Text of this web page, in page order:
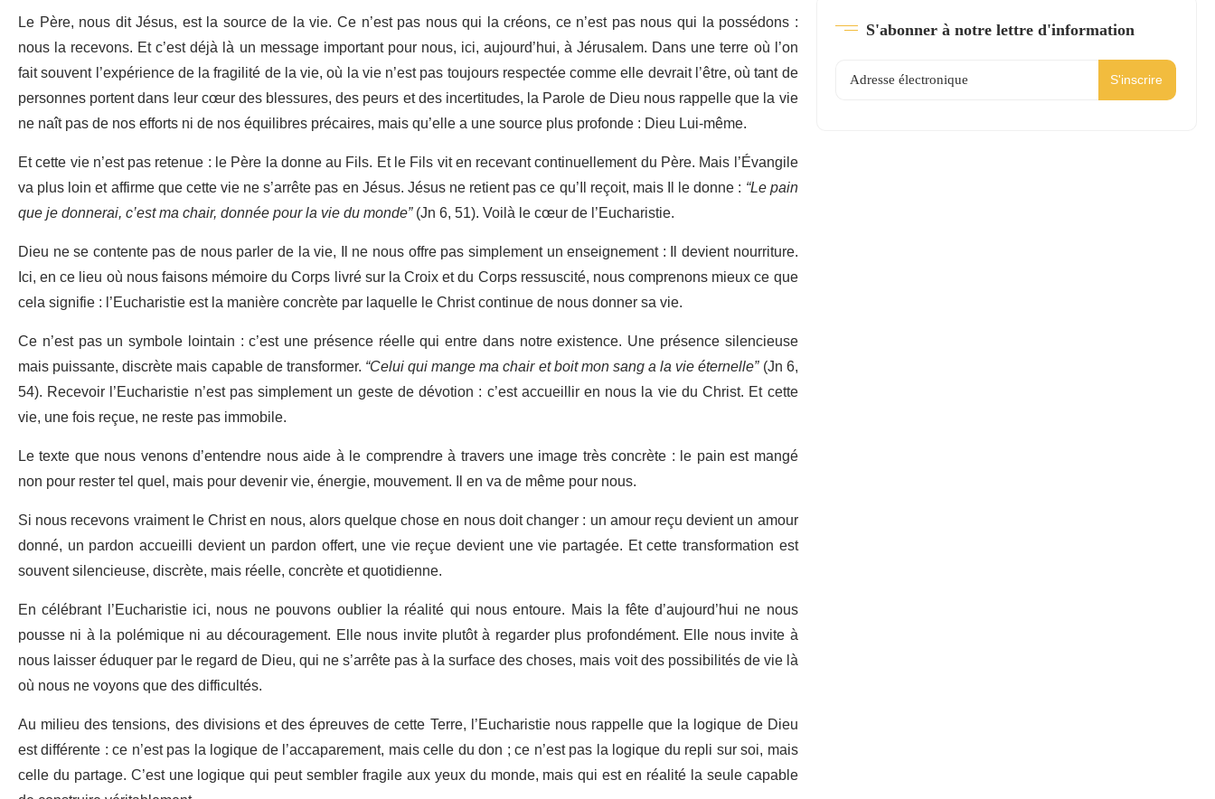
Le Père, nous dit Jésus, est la source de la vie. Ce n’est pas nous qui la créons, ce n’est pas nous qui la possédons :
nous la recevons. Et c’est déjà là un message important pour nous, ici, aujourd’hui, à Jérusalem. Dans une terre où l’on
fait souvent l’expérience de la fragilité de la vie, où la vie n’est pas toujours respectée comme elle devrait l’être, où tant de
personnes portent dans leur cœur des blessures, des peurs et des incertitudes, la Parole de Dieu nous rappelle que la vie
ne naît pas de nos efforts ni de nos équilibres précaires, mais qu’elle a une source plus profonde : Dieu Lui-même.
Et cette vie n’est pas retenue : le Père la donne au Fils. Et le Fils vit en recevant continuellement du Père. Mais l’Évangile
va plus loin et affirme que cette vie ne s’arrête pas en Jésus. Jésus ne retient pas ce qu’Il reçoit, mais Il le donne : “Le pain
que je donnerai, c’est ma chair, donnée pour la vie du monde”(Jn 6, 51). Voilà le cœur de l’Eucharistie.
Dieu ne se contente pas de nous parler de la vie, Il ne nous offre pas simplement un enseignement : Il devient nourriture.
Ici, en ce lieu où nous faisons mémoire du Corps livré sur la Croix et du Corps ressuscité, nous comprenons mieux ce que
cela signifie : l’Eucharistie est la manière concrète par laquelle le Christ continue de nous donner sa vie.
Ce n’est pas un symbole lointain : c’est une présence réelle qui entre dans notre existence. Une présence silencieuse
mais puissante, discrète mais capable de transformer.“Celui qui mange ma chair et boit mon sang a la vie éternelle”(Jn 6,
54). Recevoir l’Eucharistie n’est pas simplement un geste de dévotion : c’est accueillir en nous la vie du Christ. Et cette
vie, une fois reçue, ne reste pas immobile.
Le texte que nous venons d’entendre nous aide à le comprendre à travers une image très concrète : le pain est mangé
non pour rester tel quel, mais pour devenir vie, énergie, mouvement. Il en va de même pour nous.
Si nous recevons vraiment le Christ en nous, alors quelque chose en nous doit changer : un amour reçu devient un amour
donné, un pardon accueilli devient un pardon offert, une vie reçue devient une vie partagée. Et cette transformation est
souvent silencieuse, discrète, mais réelle, concrète et quotidienne.
En célébrant l’Eucharistie ici, nous ne pouvons oublier la réalité qui nous entoure. Mais la fête d’aujourd’hui ne nous
pousse ni à la polémique ni au découragement. Elle nous invite plutôt à regarder plus profondément. Elle nous invite à
nous laisser éduquer par le regard de Dieu, qui ne s’arrête pas à la surface des choses, mais voit des possibilités de vie là
où nous ne voyons que des difficultés.
Au milieu des tensions, des divisions et des épreuves de cette Terre, l’Eucharistie nous rappelle que la logique de Dieu
est différente : ce n’est pas la logique de l’accaparement, mais celle du don ; ce n’est pas la logique du repli sur soi, mais
celle du partage. C’est une logique qui peut sembler fragile aux yeux du monde, mais qui est en réalité la seule capable
S'abonner à notre lettre d'information
S'inscrire